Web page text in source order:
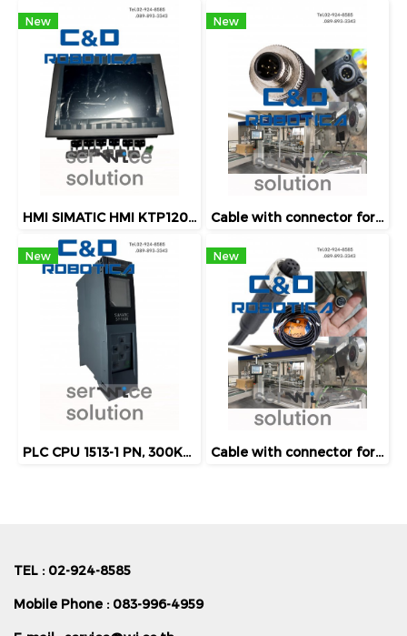
New
HMI SIMATIC HMI KTP1200 BASIC [C&D-CWI100008]
New
Cable with connector for receiver [C&D-CD810]
New
PLC CPU 1513-1 PN, 300KB PROG., 1,5MB DATA [C&D-CWI100009]
New
Cable with connector for emitter [C&D-CD10]
TEL : 02-924-8585
Mobile Phone : 083-996-4959